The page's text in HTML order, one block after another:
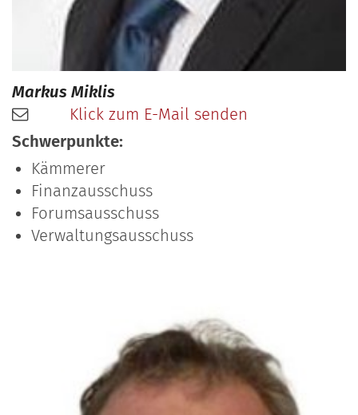
Markus Miklis
Klick zum E-Mail senden
Schwerpunkte:
Kämmerer
Finanzausschuss
Forumsausschuss
Verwaltungsausschuss